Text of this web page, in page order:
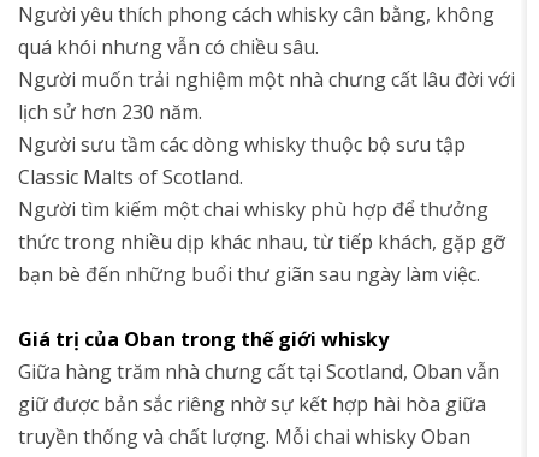
Người yêu thích phong cách whisky cân bằng, không
quá khói nhưng vẫn có chiều sâu.
Người muốn trải nghiệm một nhà chưng cất lâu đời với
lịch sử hơn 230 năm.
Người sưu tầm các dòng whisky thuộc bộ sưu tập
Classic Malts of Scotland.
Người tìm kiếm một chai whisky phù hợp để thưởng
thức trong nhiều dịp khác nhau, từ tiếp khách, gặp gỡ
bạn bè đến những buổi thư giãn sau ngày làm việc.
Giá trị của Oban trong thế giới whisky
Giữa hàng trăm nhà chưng cất tại Scotland, Oban vẫn
giữ được bản sắc riêng nhờ sự kết hợp hài hòa giữa
truyền thống và chất lượng. Mỗi chai whisky Oban